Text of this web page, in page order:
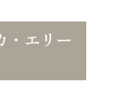
・エリー